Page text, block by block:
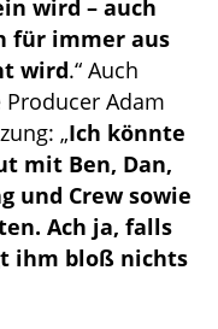
wird – auch
für immer aus
wird.“ Auch
Adam
„Ich könnte
mit Ben, Dan,
und Crew sowie
Ach ja, falls
ihm bloß nichts